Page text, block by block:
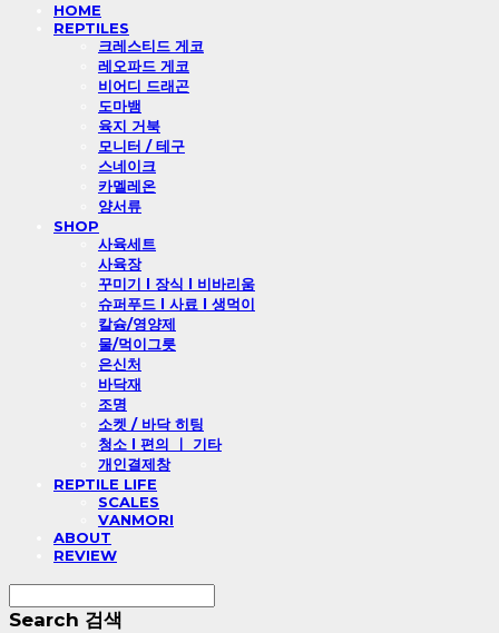
HOME
REPTILES
크레스티드 게코
레오파드 게코
비어디 드래곤
도마뱀
육지 거북
모니터 / 테구
스네이크
카멜레온
양서류
SHOP
사육세트
사육장
꾸미기 l 장식 l 비바리움
슈퍼푸드 l 사료 l 생먹이
칼슘/영양제
물/먹이그릇
은신처
바닥재
조명
소켓 / 바닥 히팅
청소 l 편의 ㅣ 기타
개인결제창
REPTILE LIFE
SCALES
VANMORI
ABOUT
REVIEW
Search 검색